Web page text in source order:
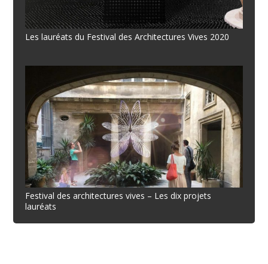
Les lauréats du Festival des Architectures Vives 2020
Festival des architectures vives – Les dix projets
lauréats